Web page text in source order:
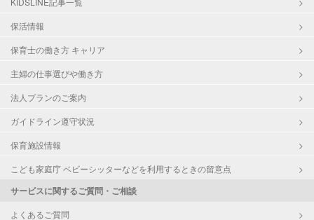
保活情報
保育士の働き方 キャリア
主婦の仕事選びや働き方
法人プランのご案内
ガイドライン遵守状況
保育施設情報
こども家庭庁 ベビーシッターなどを利用するときの留意点
サービスに関するご質問・ご相談
よくあるご質問